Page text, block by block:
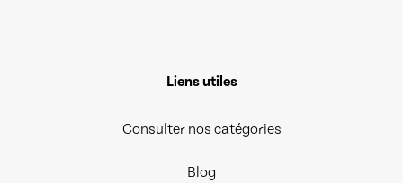
Liens utiles
Consulter nos catégories
Blog